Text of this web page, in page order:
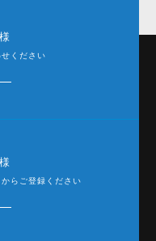
ください
らご登録ください